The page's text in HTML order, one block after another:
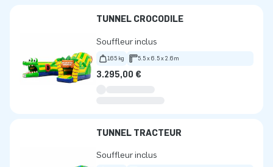
TUNNEL CROCODILE
Souffleur inclus
165 kg 5.5 x 6.5 x 2.6m
3.295,00 €
TUNNEL TRACTEUR
Souffleur inclus